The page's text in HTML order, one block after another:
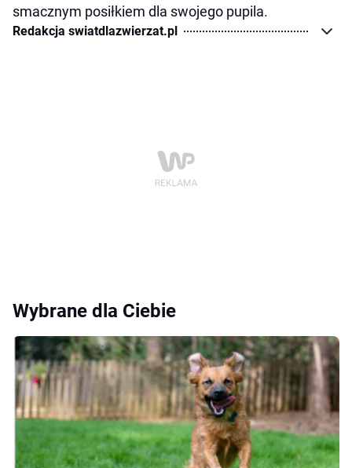
smacznym posiłkiem dla swojego pupila.
Redakcja swiatdlazwierzat.pl
Wybrane dla Ciebie